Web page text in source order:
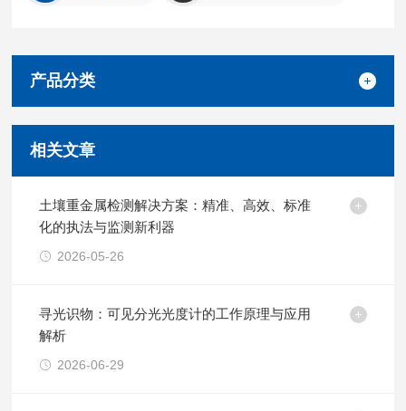
产品分类
相关文章
土壤重金属检测解决方案：精准、高效、标准
化的执法与监测新利器
2026-05-26
寻光识物：可见分光光度计的工作原理与应用
解析
2026-06-29